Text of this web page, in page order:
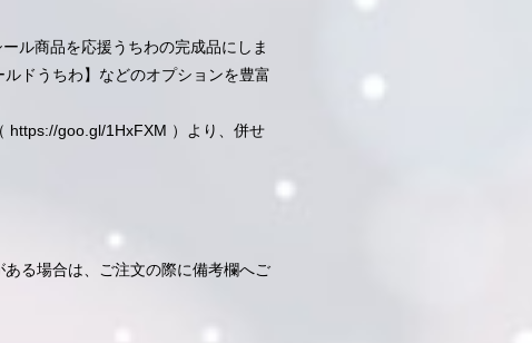
ル商品を応援うちわの完成品にしま
ドうちわ】などのオプションを豊富
https://goo.gl/1HxFXM ）より、併せ
る場合は、ご注文の際に備考欄へご